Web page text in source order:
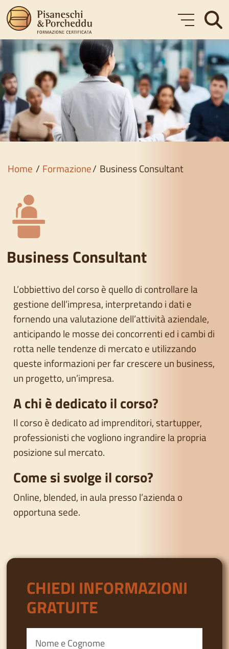
Formazione
Corsi gratuiti
Chi siamo
Contatti
Home Formazione Business Consultant
Business Consultant
L’obbiettivo del corso è quello di controllare la
gestione dell’impresa, interpretando i dati e
fornendo una valutazione dell’attività aziendale,
anticipando le mosse dei concorrenti ed i cambi di
rotta nelle tendenze di mercato e utilizzando
queste informazioni per far crescere un business,
un progetto, un’impresa.
A chi è dedicato il corso?
Il corso è dedicato ad imprenditori, startupper,
professionisti che vogliono ingrandire la propria
posizione sul mercato.
Come si svolge il corso?
Online, blended, in aula presso l’azienda o
opportuna sede.
CHIEDI INFORMAZIONI
GRATUITE